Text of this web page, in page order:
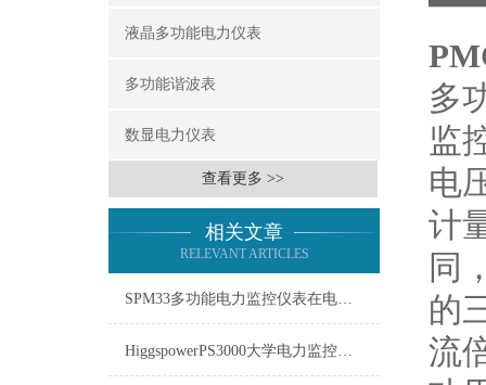
液晶多功能电力仪表
多功能谐波表
数显电力仪表
查看更多 >>
相关文章
RELEVANT ARTICLES
SPM33多功能电力监控仪表在电力系统中的应用
HiggspowerPS3000大学电力监控系统：构建安全、高效、节能的校园电力环境
多
监
电
计
同
的
流